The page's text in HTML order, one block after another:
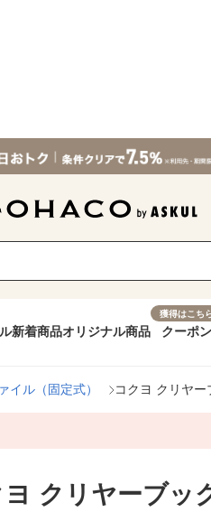
新着商品オリジナル商品
獲得はこち
クーポン
イル（固定式） コクヨ クリヤ
ヨ クリヤーブッ